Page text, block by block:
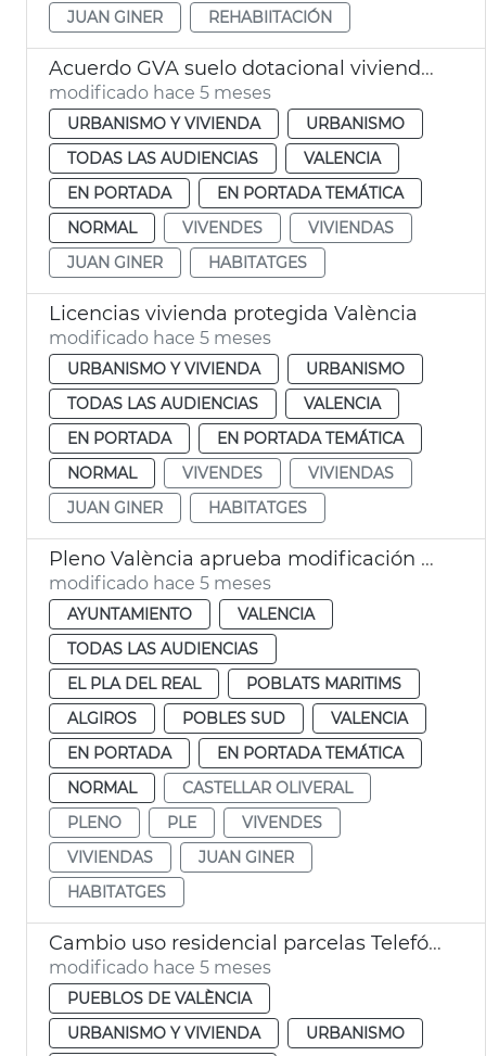
JUAN GINER REHABIITACIÓN
Acuerdo GVA suelo dotacional viviendas València
modificado hace 5 meses
URBANISMO Y VIVIENDA
URBANISMO
TODAS LAS AUDIENCIAS
VALENCIA
EN PORTADA
EN PORTADA TEMÁTICA
NORMAL
VIVENDES
VIVIENDAS
JUAN GINER
HABITATGES
Licencias vivienda protegida València
modificado hace 5 meses
URBANISMO Y VIVIENDA
URBANISMO
TODAS LAS AUDIENCIAS
VALENCIA
EN PORTADA
EN PORTADA TEMÁTICA
NORMAL
VIVENDES
VIVIENDAS
JUAN GINER
HABITATGES
Pleno València aprueba modificación PGOU cambio uso parcelas Telefónica
modificado hace 5 meses
AYUNTAMIENTO
VALENCIA
TODAS LAS AUDIENCIAS
EL PLA DEL REAL
POBLATS MARITIMS
ALGIROS
POBLES SUD
VALENCIA
EN PORTADA
EN PORTADA TEMÁTICA
NORMAL
CASTELLAR OLIVERAL
PLENO
PLE
VIVENDES
VIVIENDAS
JUAN GINER
HABITATGES
Cambio uso residencial parcelas Telefónica València
modificado hace 5 meses
PUEBLOS DE VALÈNCIA
URBANISMO Y VIVIENDA
URBANISMO